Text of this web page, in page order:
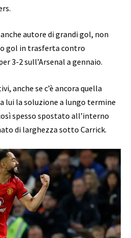
autore di grandi gol, non
gol in trasferta contro
3-2 sull’Arsenal a gennaio.
anche se c’è ancora quella
lui la soluzione a lungo termine
spesso spostato all’interno
di larghezza sotto Carrick.